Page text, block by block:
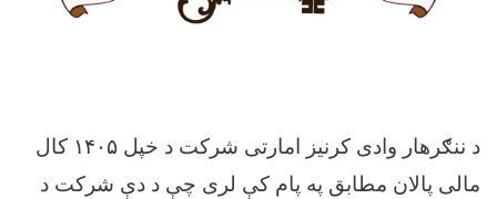
د ننګرهار وادی کرنیز امارتی شرکت د خپل ۱۴۰۵ کال
مالی پالان مطابق په پام کې لری چې د دې شرکت د